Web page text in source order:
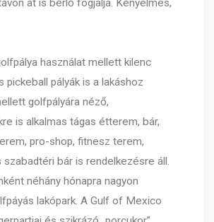
át is bérlő fogjalja. Kényelmes,
használat mellett kilenc
pickeball pályák is a lakáshoz
golfpályára néző,
is alkalmas tágas étterem, bár,
pro-shop, fitnesz terem,
bár is rendelkezésre áll.
néhány hónapra nagyon
lakópark. A Gulf of Mexico